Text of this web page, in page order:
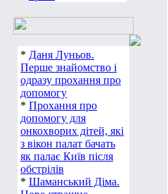
* Даня Луньов.
Перше знайомство і
одразу прохання про
допомогу
* Прохання про
допомогу для
онкохворих дітей, які
з вікон палат бачать
як палає Київ після
обстрілів
* Шаманський Діма.